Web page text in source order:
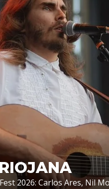
2026: Carlos Ares, Nil